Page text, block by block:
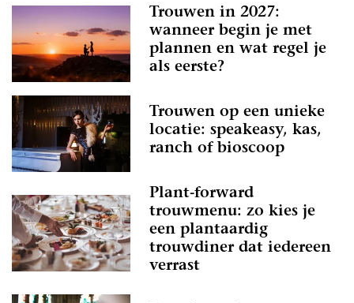
Trouwen in 2027:
wanneer begin je met
plannen en wat regel je
als eerste?
Trouwen op een unieke
locatie: speakeasy, kas,
ranch of bioscoop
Plant-forward
trouwmenu: zo kies je
een plantaardig
trouwdiner dat iedereen
verrast